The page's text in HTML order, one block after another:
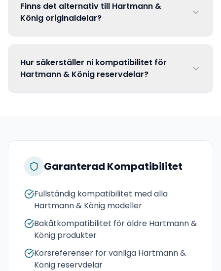
Finns det alternativ till Hartmann &
König originaldelar?
Hur säkerställer ni kompatibilitet för
Hartmann & König reservdelar?
Garanterad Kompatibilitet
Fullständig kompatibilitet med alla
Hartmann & König modeller
Bakåtkompatibilitet för äldre Hartmann &
König produkter
Korsreferenser för vanliga Hartmann &
König reservdelar